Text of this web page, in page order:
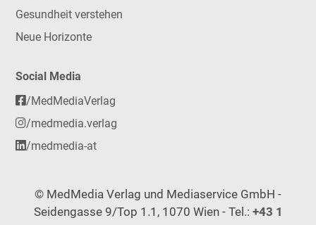
Gesundheit verstehen
Neue Horizonte
Social Media
/MedMediaVerlag
/medmedia.verlag
/medmedia-at
© MedMedia Verlag und Mediaservice GmbH -
Seidengasse 9/Top 1.1, 1070 Wien - Tel.: +43 1